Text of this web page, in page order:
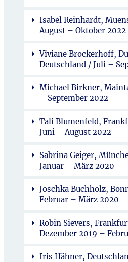
Isabel Reinhardt,
August – Oktober 2022
Viviane Brockerhoff,
Deutschland / Juli –
Michael Birkner,
– September 2022
Tali Blumenfeld,
Juni – August 2022
Sabrina Geiger,
Januar – März 2020
Joschka Buchholz,
Februar – März 2020
Robin Sievers,
Dezember 2019 –
Iris Hähner,